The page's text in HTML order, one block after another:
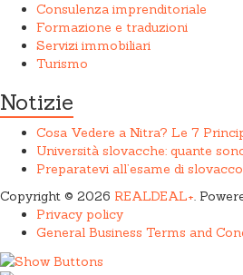
Consulenza imprenditoriale
Formazione e traduzioni
Servizi immobiliari
Turismo
Notizie
Cosa Vedere a Nitra? Le 7
Università slovacche: quante
Preparatevi all’esame di
Copyright © 2026 REALDEAL+.
Privacy policy
General Business Terms and